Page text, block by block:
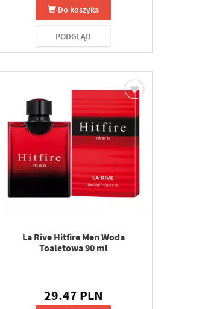
Do koszyka
PODGLĄD
La Rive Hitfire Men Woda
Toaletowa 90 ml
29.47 PLN